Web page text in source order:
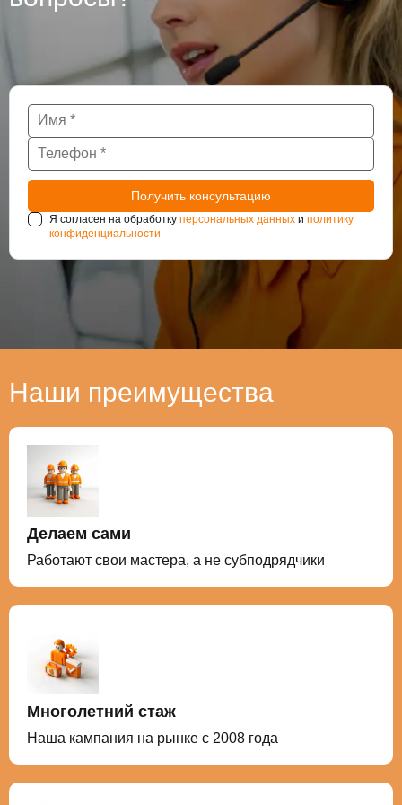
Я согласен на обработку персональных данных и политику
конфиденциальности
Наши преимущества
Делаем сами
Работают свои мастера, а не субподрядчики
Многолетний стаж
Наша кампания на рынке с 2008 года